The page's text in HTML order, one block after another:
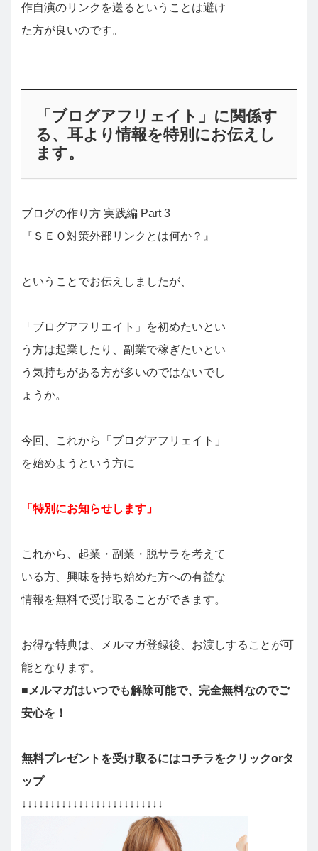
作自演のリンクを送るということは避け
た方が良いのです。
「ブログアフリェイト」に関係す
る、耳より情報を特別にお伝えし
ます。
ブログの作り方 実践編 Part 3
『ＳＥＯ対策外部リンクとは何か？』
ということでお伝えしましたが、
「ブログアフリエイト」を初めたいとい
う方は起業したり、副業で稼ぎたいとい
う気持ちがある方が多いのではないでし
ょうか。
今回、これから「ブログアフリェイト」
を始めようという方に
「特別にお知らせします」
これから、起業・副業・脱サラを考えて
いる方、興味を持ち始めた方への有益な
情報を無料で受け取ることができます。
お得な特典は、メルマガ登録後、お渡しすることが可
能となります。
■メルマガはいつでも解除可能で、完全無料なのでご
安心を！
無料プレゼントを受け取るにはコチラをクリックorタ
ップ
↓↓↓↓↓↓↓↓↓↓↓↓↓↓↓↓↓↓↓↓↓↓↓↓↓